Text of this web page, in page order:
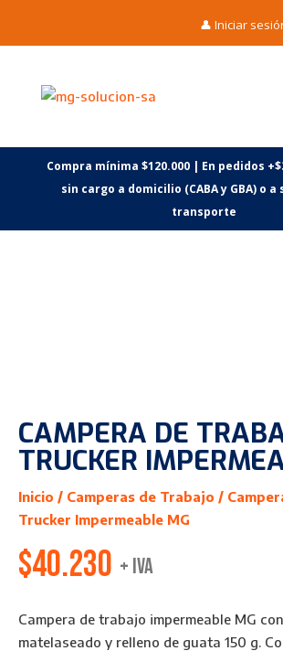
👤 Iniciar
Compra mínima $120.000 | En pedidos
sin cargo a domicilio (CABA y GBA) o
transporte
CAMPERA DE
TRUCKER
Inicio / Camperas de Trabajo /
Trucker Impermeable MG
$40.230 + IVA
Campera de trabajo impermeable MG
matelaseado y relleno de guata 150 g.